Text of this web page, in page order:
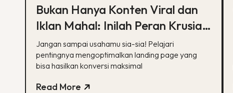
Bukan Hanya Konten Viral dan
Iklan Mahal: Inilah Peran Krusial
Landing Page dalam Digital
Marketing
Jangan sampai usahamu sia-sia! Pelajari
pentingnya mengoptimalkan landing page yang
bisa hasilkan konversi maksimal
Read More